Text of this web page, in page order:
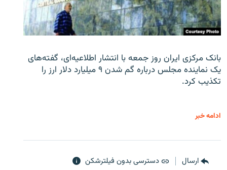
بانک مرکزی ایران روز جمعه با انتشار اطلاعیه‌ای، گفته‌های
یک نماینده مجلس درباره گم شدن ۹ میلیارد دلار ارز را
تکذیب کرد.
ادامه خبر
ارسال دسترسی بدون فیلترشکن